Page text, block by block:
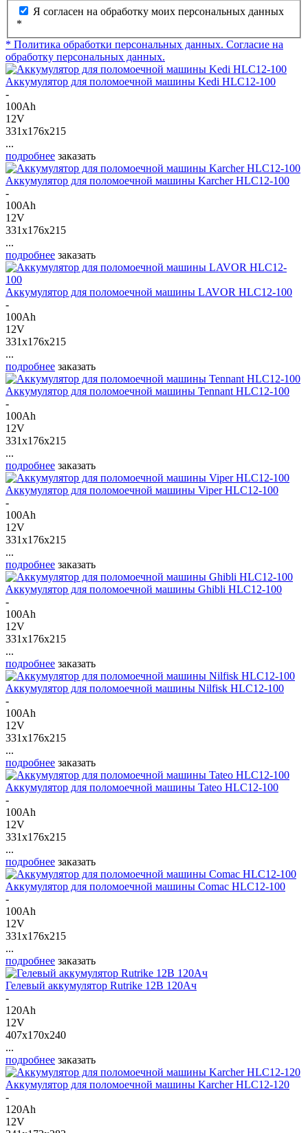
Я согласен на обработку моих персональных данных
*
* Политика обработки персональных данных. Согласие на
обработку персональных данных.
Аккумулятор для поломоечной машины Kedi HLC12-100
-
100Ah
12V
331x176x215
...
подробнее заказать
Аккумулятор для поломоечной машины Karcher HLC12-100
-
100Ah
12V
331x176x215
...
подробнее заказать
Аккумулятор для поломоечной машины LAVOR HLC12-100
-
100Ah
12V
331x176x215
...
подробнее заказать
Аккумулятор для поломоечной машины Tennant HLC12-100
-
100Ah
12V
331x176x215
...
подробнее заказать
Аккумулятор для поломоечной машины Viper HLC12-100
-
100Ah
12V
331x176x215
...
подробнее заказать
Аккумулятор для поломоечной машины Ghibli HLC12-100
-
100Ah
12V
331x176x215
...
подробнее заказать
Аккумулятор для поломоечной машины Nilfisk HLC12-100
-
100Ah
12V
331x176x215
...
подробнее заказать
Аккумулятор для поломоечной машины Tateo HLC12-100
-
100Ah
12V
331x176x215
...
подробнее заказать
Аккумулятор для поломоечной машины Comac HLC12-100
-
100Ah
12V
331x176x215
...
подробнее заказать
Гелевый аккумулятор Rutrike 12В 120Ач
-
120Ah
12V
407x170x240
...
подробнее заказать
Аккумулятор для поломоечной машины Karcher HLC12-120
-
120Ah
12V